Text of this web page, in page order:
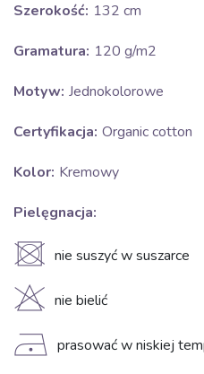
Szerokość: 132 cm
Gramatura: 120 g/m2
Motyw: Jednokolorowe
Certyfikacja: Organic cotton
Kolor: Kremowy
Pielęgnacja:
U nie suszyć w suszarce
H nie bielić
D prasować w niskiej